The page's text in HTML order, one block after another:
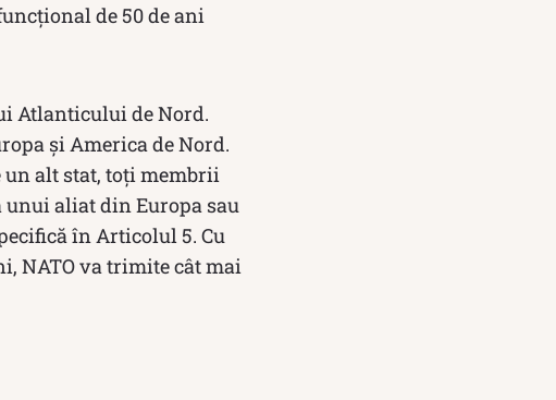
de 50 de ani
Atlanticului de Nord.
și America de Nord.
un alt stat, toţi membrii
aliat din Europa sau
în Articolul 5. Cu
NATO va trimite cât mai